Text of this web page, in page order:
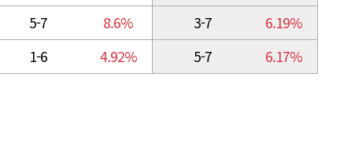
5-7 8.6% 3-7
6.19%
1-6 4.92% 5-7 6.17%